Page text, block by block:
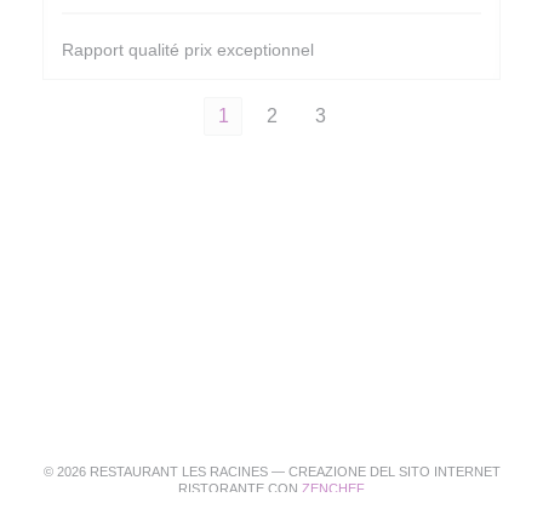
Rapport qualité prix exceptionnel
1 2 3
© 2026 RESTAURANT LES RACINES — CREAZIONE DEL SITO INTERNET
RISTORANTE CON ZENCHEF((APRE UNA NUOVA